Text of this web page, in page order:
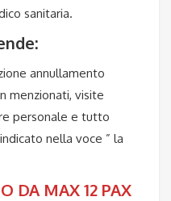
sanitaria.
annullamento
menzionati, visite
personale e tutto
nella voce ” la
DA MAX 12 PAX